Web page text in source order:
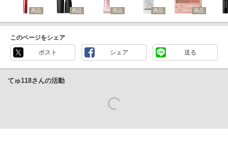
商品 商品 商品 商品 商品
このページをシェア
ポスト シェア 送る
てゅ118さんの活動